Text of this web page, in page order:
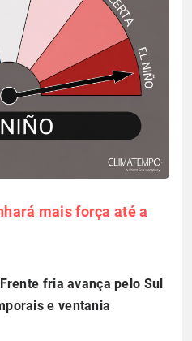
mais força até a
fria avança pelo Sul
e ventania